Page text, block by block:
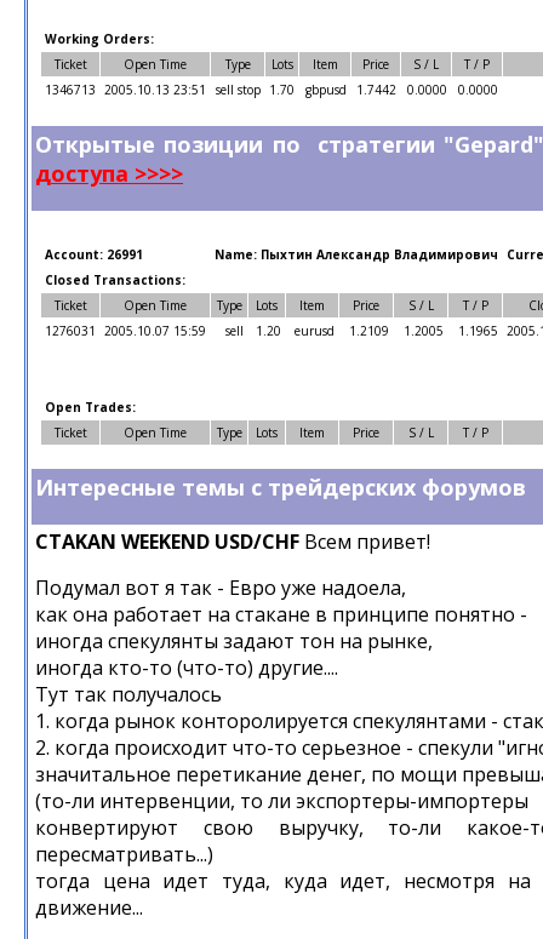
Working Orders:
Ticket
Open Time Type Lots Item Price S / L
T / P
1346713 2005.10.13 23:51 sell stop 1.70 gbpusd 1.7442 0.0000 0.0000
Открытые позиции по стратегии
доступа >>>>
Account: 26991 Name: Пыхтин Александр Владимирович
Closed Transactions:
Ticket
Open Time Type Lots Item Price S / L T / P
1276031
2005.10.07 15:59 sell 1.20 eurusd 1.2109 1.2005 1.1965
Open Trades:
Ticket
Open Time Type Lots Item Price S / L T / P
Интересные темы с трейдерских форумов
CTAKAN WEEKEND USD/CHF Всем привет!
Подумал вот я так - Евро уже надоела,
как она работает на стакане в принципе понятно -
иногда спекулянты задают тон на рынке,
иногда кто-то (что-то) другие....
Тут так получалось
1. когда рынок конторолируется спекулянтами -
2. когда происходит что-то серьезное - спекули
значитальное перетикание денег, по мощи
(то-ли интервенции, то ли экспортеры-импортеры
конвертируют свою выручку, то-ли какое-
пересматривать...)
тогда цена идет туда, куда идет, несмотря
движение...